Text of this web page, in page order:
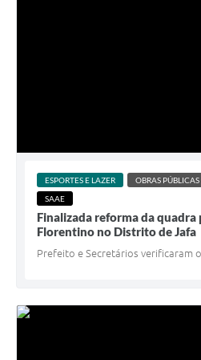
ESPORTES E LAZER
OBRAS PÚBLICAS
SAAE
Finalizada reforma da
Florentino no Distrito de Jafa
Prefeito e Secretários verificaram